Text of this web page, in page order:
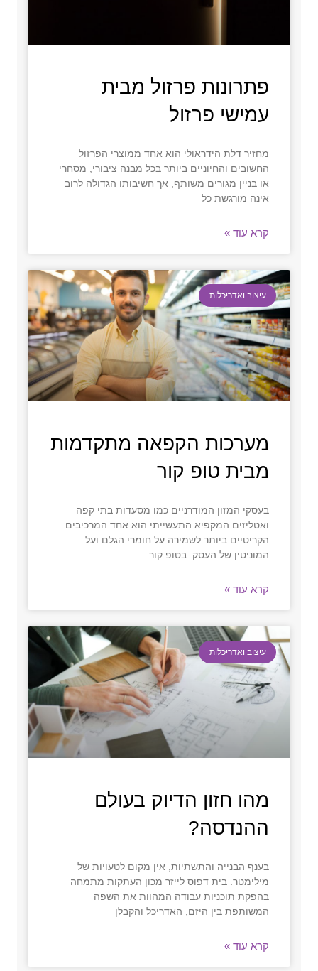
פתרונות פרזול מבית
עמישי פרזול
מחזיר דלת הידראולי הוא אחד ממוצרי הפרזול
החשובים והחיוניים ביותר בכל מבנה ציבורי, מסחרי
או בניין מגורים משותף, אך חשיבותו הגדולה לרוב
אינה מורגשת כל
קרא עוד »
עיצוב ואדריכלות
מערכות הקפאה מתקדמות
מבית טופ קור
בעסקי המזון המודרניים כמו מסעדות בתי קפה
ואטליזים המקפיא התעשייתי הוא אחד המרכיבים
הקריטיים ביותר לשמירה על חומרי הגלם ועל
המוניטין של העסק. בטופ קור
קרא עוד »
עיצוב ואדריכלות
מהו חזון הדיוק בעולם
ההנדסה?
בענף הבנייה והתשתיות, אין מקום לטעויות של
מילימטר. בית דפוס לייזר מכון העתקות מתמחה
בהפקת תוכניות עבודה המהוות את השפה
המשותפת בין היזם, האדריכל והקבלן
קרא עוד »